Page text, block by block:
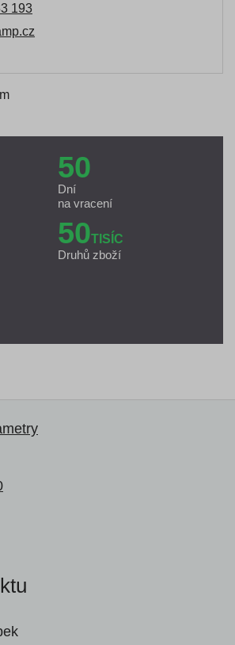
193
50
Dní
na vracení
50TISÍC
Druhů zboží